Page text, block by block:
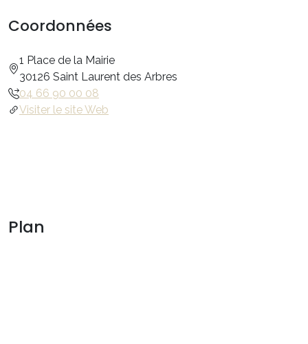
Coordonnées
1 Place de la Mairie
30126 Saint Laurent des Arbres
04 66 90 00 08
Visiter le site Web
Plan